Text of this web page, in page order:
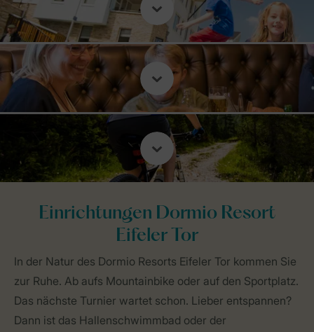
Einrichtungen Dormio Resort
Eifeler Tor
In der Natur des Dormio Resorts Eifeler Tor kommen Sie
zur Ruhe. Ab aufs Mountainbike oder auf den Sportplatz.
Das nächste Turnier wartet schon. Lieber entspannen?
Dann ist das Hallenschwimmbad oder der